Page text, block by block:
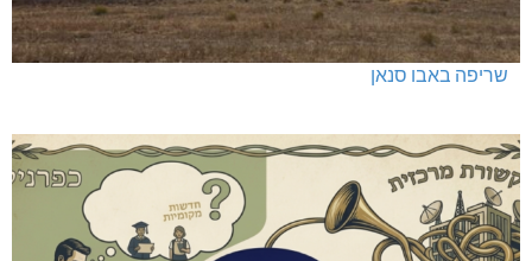
שריפה באבו סנאן